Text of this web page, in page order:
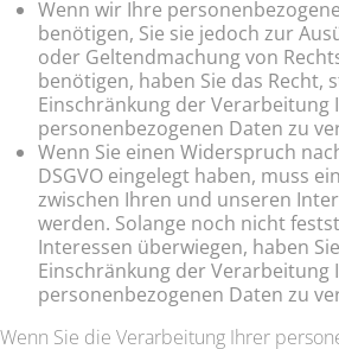
Wenn wir Ihre
benötigen, Sie sie jedoch zur
oder Geltendmachung von
benötigen, haben Sie das Recht,
Einschränkung der Verarbeitung
personenbezogenen Daten zu
Wenn Sie einen Widerspruch
DSGVO eingelegt haben, muss
zwischen Ihren und unseren
werden. Solange noch nicht
Interessen überwiegen, haben
Einschränkung der Verarbeitung
personenbezogenen Daten zu
Wenn Sie die Verarbeitung Ihrer